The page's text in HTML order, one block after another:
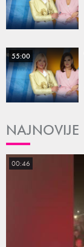
55:00
NAJNOVIJE
00:46